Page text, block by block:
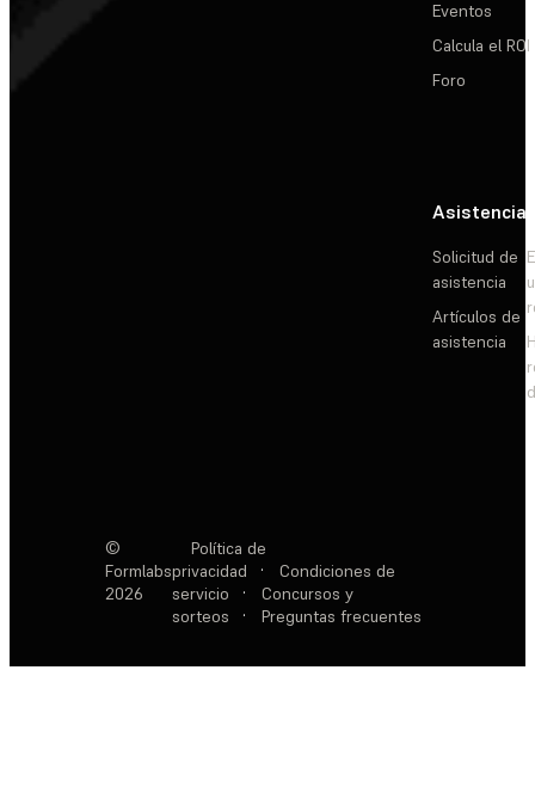
Eventos
Calcula el ROI
Foro
Asistencia
Solicitud de
asistencia
Artículos de
asistencia
©
Formlabs
2026
Política de
privacidad
·
Condiciones de
servicio
·
Concursos y
sorteos
· Preguntas frecuentes